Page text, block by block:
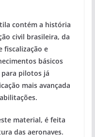
contém a história
civil brasileira, da
fiscalização e
básicos
pilotos já
mais avançada
material, é feita
das aeronaves.